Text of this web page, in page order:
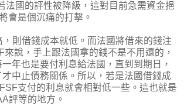
法國的評性被降級，這對目前急需資金挹
會是個沉痛的打擊。
，則借錢成本就低。而法國將借來的錢注
來說，手上跟法國拿的錢不是不用還的，
年也是要付利息給法國，直到到期日，
中止債務關係。所以，若是法國借錢成
支付的利息就會相對低一些。這也就是
評等的地方。